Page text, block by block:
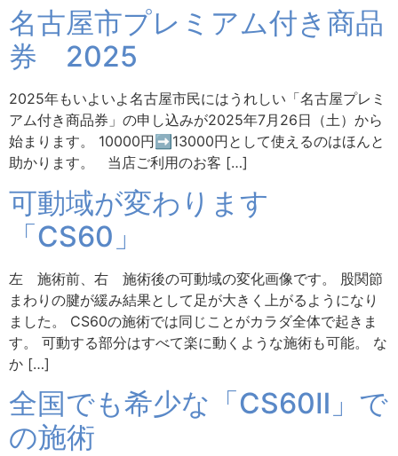
名古屋市プレミアム付き商品
券 2025
2025年もいよいよ名古屋市民にはうれしい「名古屋プレミ
アム付き商品券」の申し込みが2025年7月26日（土）から
始まります。 10000円➡13000円として使えるのはほんと
助かります。 当店ご利用のお客 […]
可動域が変わります
「CS60」
左 施術前、右 施術後の可動域の変化画像です。 股関節
まわりの腱が緩み結果として足が大きく上がるようになり
ました。 CS60の施術では同じことがカラダ全体で起きま
す。 可動する部分はすべて楽に動くような施術も可能。 な
か […]
全国でも希少な「CS60Ⅱ」で
の施術